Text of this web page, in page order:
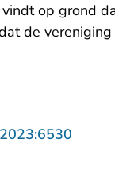
op grond
de